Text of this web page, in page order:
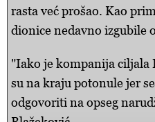
rasta već prošao. Kao
dionice nedavno izgubile
"Iako je kompanija ciljala
su na kraju potonule jer
odgovoriti na opseg